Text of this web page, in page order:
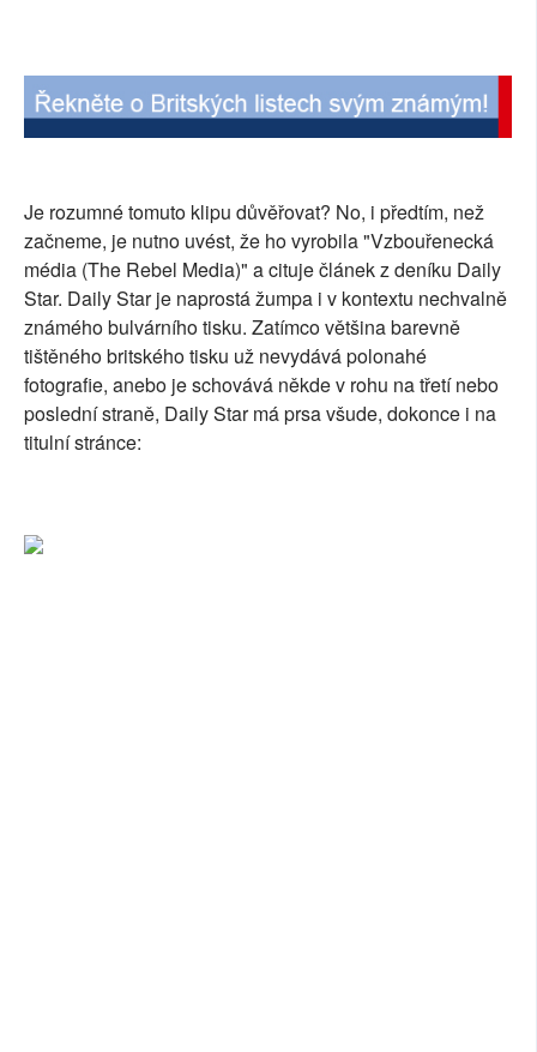
Je rozumné tomuto klipu důvěřovat? No, i předtím, než
začneme, je nutno uvést, že ho vyrobila "Vzbouřenecká
média (The Rebel Media)" a cituje článek z deníku Daily
Star. Daily Star je naprostá žumpa i v kontextu nechvalně
známého bulvárního tisku. Zatímco většina barevně
tištěného britského tisku už nevydává polonahé
fotografie, anebo je schovává někde v rohu na třetí nebo
poslední straně, Daily Star má prsa všude, dokonce i na
titulní stránce: